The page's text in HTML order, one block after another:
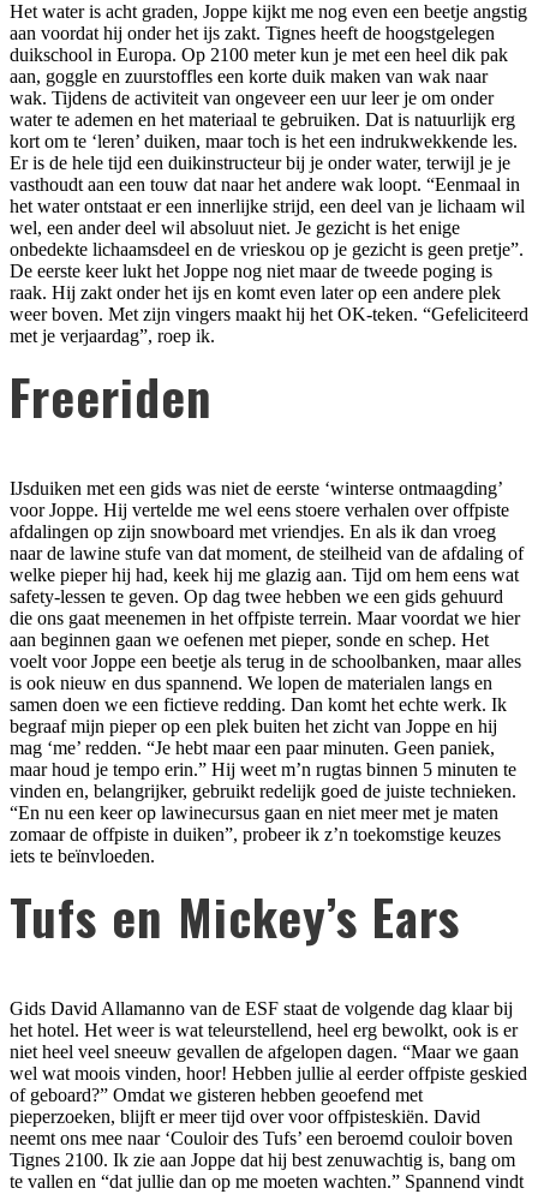
Het water is acht graden, Joppe kijkt me nog even een beetje angstig
aan voordat hij onder het ijs zakt. Tignes heeft de hoogstgelegen
duikschool in Europa. Op 2100 meter kun je met een heel dik pak
aan, goggle en zuurstoffles een korte duik maken van wak naar
wak. Tijdens de activiteit van ongeveer een uur leer je om onder
water te ademen en het materiaal te gebruiken. Dat is natuurlijk erg
kort om te ‘leren’ duiken, maar toch is het een indrukwekkende les.
Er is de hele tijd een duikinstructeur bij je onder water, terwijl je je
vasthoudt aan een touw dat naar het andere wak loopt. “Eenmaal in
het water ontstaat er een innerlijke strijd, een deel van je lichaam wil
wel, een ander deel wil absoluut niet. Je gezicht is het enige
onbedekte lichaamsdeel en de vrieskou op je gezicht is geen pretje”.
De eerste keer lukt het Joppe nog niet maar de tweede poging is
raak. Hij zakt onder het ijs en komt even later op een andere plek
weer boven. Met zijn vingers maakt hij het OK-teken. “Gefeliciteerd
met je verjaardag”, roep ik.
Freeriden
IJsduiken met een gids was niet de eerste ‘winterse ontmaagding’
voor Joppe. Hij vertelde me wel eens stoere verhalen over offpiste
afdalingen op zijn snowboard met vriendjes. En als ik dan vroeg
naar de lawine stufe van dat moment, de steilheid van de afdaling of
welke pieper hij had, keek hij me glazig aan. Tijd om hem eens wat
safety-lessen te geven. Op dag twee hebben we een gids gehuurd
die ons gaat meenemen in het offpiste terrein. Maar voordat we hier
aan beginnen gaan we oefenen met pieper, sonde en schep. Het
voelt voor Joppe een beetje als terug in de schoolbanken, maar alles
is ook nieuw en dus spannend. We lopen de materialen langs en
samen doen we een fictieve redding. Dan komt het echte werk. Ik
begraaf mijn pieper op een plek buiten het zicht van Joppe en hij
mag ‘me’ redden. “Je hebt maar een paar minuten. Geen paniek,
maar houd je tempo erin.” Hij weet m’n rugtas binnen 5 minuten te
vinden en, belangrijker, gebruikt redelijk goed de juiste technieken.
“En nu een keer op lawinecursus gaan en niet meer met je maten
zomaar de offpiste in duiken”, probeer ik z’n toekomstige keuzes
iets te beïnvloeden.
Tufs en Mickey’s Ears
Gids David Allamanno van de ESF staat de volgende dag klaar bij
het hotel. Het weer is wat teleurstellend, heel erg bewolkt, ook is er
niet heel veel sneeuw gevallen de afgelopen dagen. “Maar we gaan
wel wat moois vinden, hoor! Hebben jullie al eerder offpiste geskied
of geboard?” Omdat we gisteren hebben geoefend met
pieperzoeken, blijft er meer tijd over voor offpisteskiën. David
neemt ons mee naar ‘Couloir des Tufs’ een beroemd couloir boven
Tignes 2100. Ik zie aan Joppe dat hij best zenuwachtig is, bang om
te vallen en “dat jullie dan op me moeten wachten.” Spannend vindt